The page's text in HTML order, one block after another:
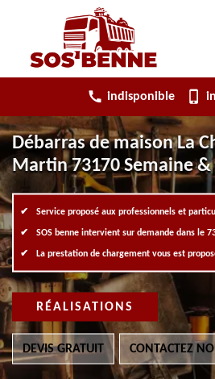
indisponible
Débarras de maison La
Martin 73170 Semaine &
Service proposé aux professionnels et
SOS benne intervient sur demande dans le
La prestation de chargement vous est
RÉALISATIONS
DEVIS GRATUIT CONTACTEZ